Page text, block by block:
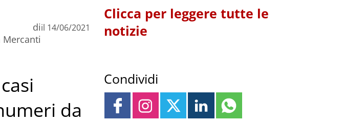
di
Mercanti
il 14/06/2021
da
Clicca per leggere tutte le
notizie
Condividi